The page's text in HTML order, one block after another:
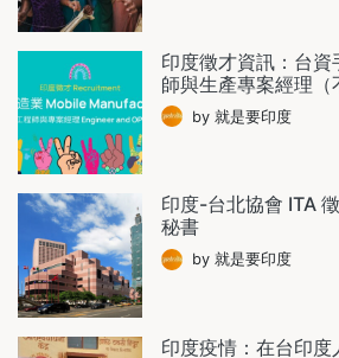
印度徵才資訊：台
師與生產專案經理（
by 就是要印度
印度-台北協會 ITA
秘書
by 就是要印度
印度疫情：在台印